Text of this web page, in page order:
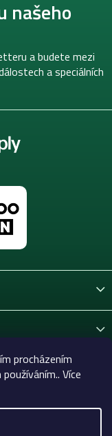
procházením
Více
našeho
a budete mezi
a speciálních